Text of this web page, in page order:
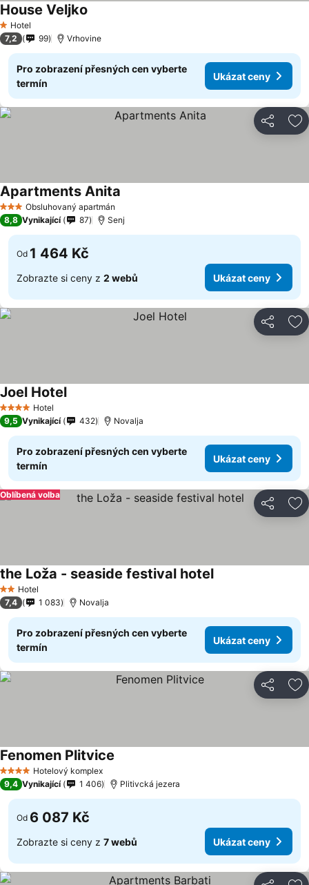
1 Počet hvězdiček
Hotel
House Veljko
7,2 99 Vrhovine
Pro zobrazení přesných cen vyberte
termín
Ukázat ceny
Sdílet
3 Počet hvězdiček
Obsluhovaný apartmán
Apartments Anita
8,8 Vynikající 87 Senj
Od 1 464 Kč
Zobrazte si ceny z 2 webů Ukázat ceny
Sdílet
4 Počet hvězdiček
Hotel
Joel HotelUkázat ceny
9,5 Vynikající 432 Novalja
Pro zobrazení přesných cen vyberte
termín
Ukázat ceny
Sdílet
Oblíbená volba
2 Počet hvězdiček
Hotel
the Loža - seaside festival hotelUkázat ceny
7,4 1 083 Novalja
Pro zobrazení přesných cen vyberte
termín
Ukázat ceny
Sdílet
4 Počet hvězdiček
Hotelový komplex
Fenomen Plitvice
9,4 Vynikající 1 406 Plitivcká jezera
Od 6 087 Kč
Zobrazte si ceny z 7 webů Ukázat ceny